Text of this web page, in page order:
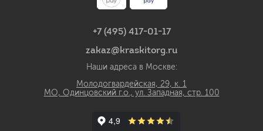
+7 (495) 417-01-17
zakaz@kraskitorg.ru
Наши адреса в Москве:
Молодогвардейская, 29, к. 1
МО, Одинцовский г.о., ул. Западная, стр. 100